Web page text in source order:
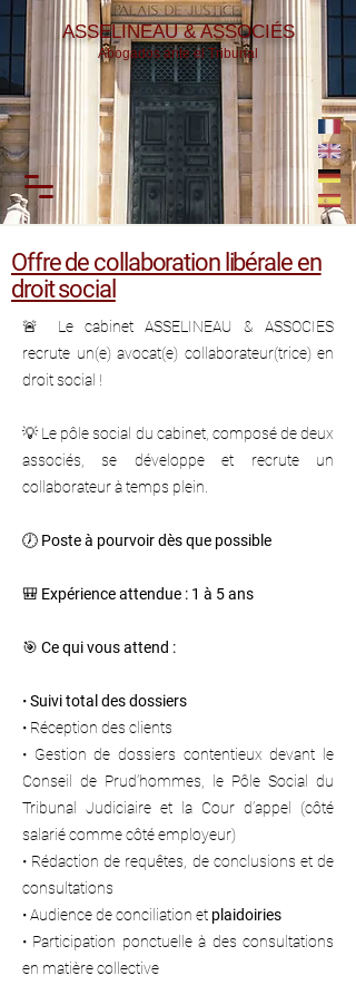
ASSELINEAU & ASSOCIÉS
Abogados ante el Tribunal
Offre de collaboration libérale en
droit social
🚨 Le cabinet ASSELINEAU & ASSOCIES
recrute un(e) avocat(e) collaborateur(trice) en
droit social !
💡 Le pôle social du cabinet, composé de deux
associés, se développe et recrute un
collaborateur à temps plein.
🕖 Poste à pourvoir dès que possible
🎒 Expérience attendue : 1 à 5 ans
🎯 Ce qui vous attend :
•Suivi total des dossiers
• Réception des clients
• Gestion de dossiers contentieux devant le
Conseil de Prud’hommes, le Pôle Social du
Tribunal Judiciaire et la Cour d’appel (côté
salarié comme côté employeur)
• Rédaction de requêtes, de conclusions et de
consultations
• Audience de conciliation et plaidoiries
• Participation ponctuelle à des consultations
en matière collective